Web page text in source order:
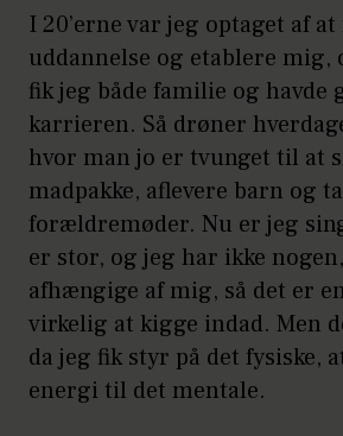
I 20’erne var jeg optaget af at
uddannelse og etablere mig,
fik jeg både familie og havde
karrieren. Så drøner
hvor man jo er tvunget til at
madpakke, aflevere barn og
forældremøder. Nu er jeg
er stor, og jeg har ikke
afhængige af mig, så det er
virkelig at kigge indad. Men
da jeg fik styr på det fysiske,
energi til det mentale.